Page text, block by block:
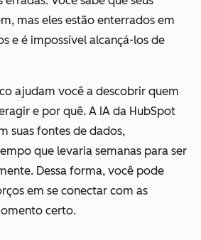
mas eles estão enterrados em
e é impossível alcançá-los de
ajudam você a descobrir quem
e por quê. A IA da HubSpot
suas fontes de dados,
que levaria semanas para ser
Dessa forma, você pode
em se conectar com as
certo.